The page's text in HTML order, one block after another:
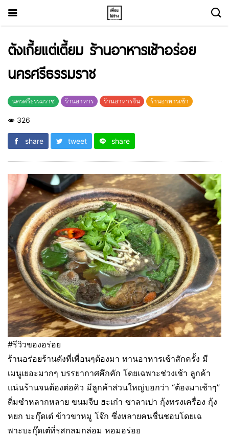
ตังเกี้ยแต่เตี้ยม ร้านอาหารเช้าอร่อย
นครศรีธรรมราช
นครศรีธรรมราช ร้านอาหาร ร้านอาหารจีน ร้านอาหารเช้า
326
share tweet share
#รีวิวของอร่อย
ร้านอร่อยร้านดังที่เพื่อนๆต้องมา ทานอาหารเช้าสักครั้ง มี
เมนูเยอะมากๆ บรรยากาศคึกคัก โดยเฉพาะช่วงเช้า ลูกค้า
แน่นร้านจนต้องต่อคิว มีลูกค้าส่วนใหญ่บอกว่า “ต้องมาเช้าๆ”
ติ่มซำหลากหลาย ขนมจีบ ฮะเก๋า ซาลาเปา กุ้งทรงเครื่อง กุ้ง
หยก บะกุ๊ดเต๋ ข้าวขาหมู โจ๊ก ซึ่งหลายคนชื่นชอบโดยเฉ
พาะบะกุ๊ดเต๋ที่รสกลมกล่อม หอมอร่อย